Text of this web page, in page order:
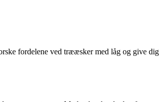
fordelene ved trææsker med låg og give dig